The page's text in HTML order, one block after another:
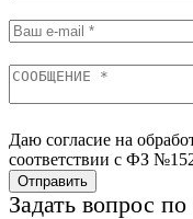
Даю согласие на
соответствии с ФЗ
Отправить
Задать вопрос по